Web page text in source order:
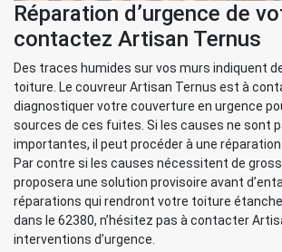
Réparation d’urgence de
contactez Artisan Ternus
Des traces humides sur vos murs indiquent
toiture. Le couvreur Artisan Ternus est à
diagnostiquer votre couverture en urgence
sources de ces fuites. Si les causes ne sont
importantes, il peut procéder à une réparation
Par contre si les causes nécessitent de
proposera une solution provisoire avant
réparations qui rendront votre toiture
dans le 62380, n’hésitez pas à contacter
interventions d’urgence.